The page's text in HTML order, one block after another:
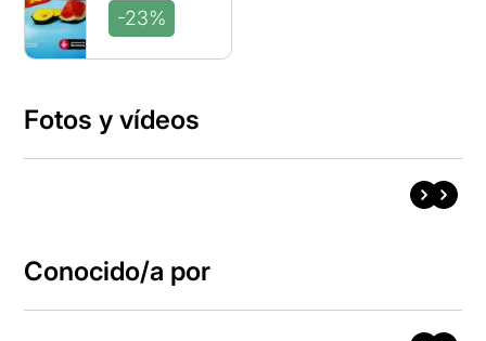
-23%
Fotos y vídeos
Conocido/a por